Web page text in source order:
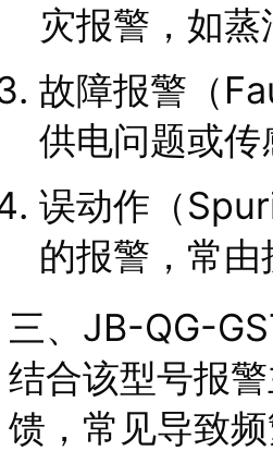
灾报警，如
故障报警（
供电问题或
误动作（
的报警，常
三、JB-QG-
结合该型号报
馈，常见导致